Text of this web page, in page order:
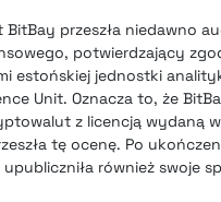
BitBay przeszła niedawno
potwierdzający
estońskiej jednostki
Unit. Oznacza to, że
z licencją wydaną
tę ocenę. Po
również swoje